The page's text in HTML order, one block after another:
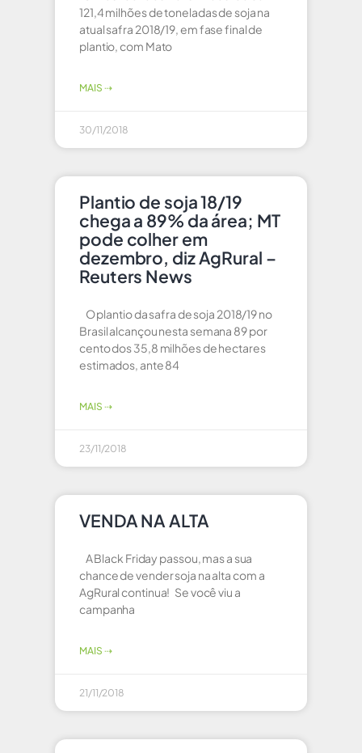
121,4 milhões de toneladas de soja na
atual safra 2018/19, em fase final de
plantio, com Mato
MAIS ⇢
30/11/2018
Plantio de soja 18/19
chega a 89% da área; MT
pode colher em
dezembro, diz AgRural –
Reuters News
O plantio da safra de soja 2018/19 no
Brasil alcançou nesta semana 89 por
cento dos 35,8 milhões de hectares
estimados, ante 84
MAIS ⇢
23/11/2018
VENDA NA ALTA
A Black Friday passou, mas a sua
chance de vender soja na alta com a
AgRural continua! Se você viu a
campanha
MAIS ⇢
21/11/2018